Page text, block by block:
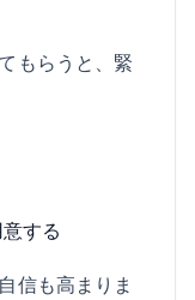
もらうと、緊
する
信も高まりま